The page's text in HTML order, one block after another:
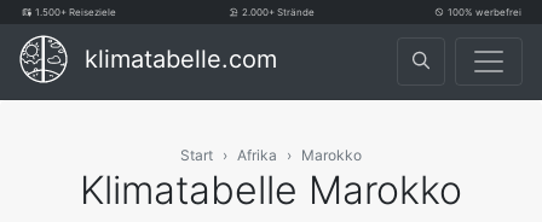
1.500+ Reiseziele 2.000+ Strände 100% werbefrei
klimatabelle.com
Start Afrika Marokko
Klimatabelle Marokko